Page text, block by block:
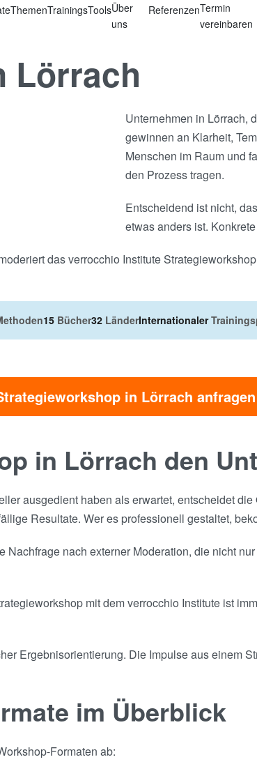
ThemenTrainingsToolsÜber
uns
ReferenzenTermin
vereinbaren
Lörrach
Unternehmen in Lörrach,
gewinnen an Klarheit,
Menschen im Raum und
den Prozess tragen.
Entscheidend ist nicht,
etwas anders ist.
das verrocchio Institute
15 Bücher32 LänderInternationaler
in Lörrach anfragen
in Lörrach den
ausgedient haben als erwartet, entscheidet
Resultate. Wer es professionell gestaltet,
nach externer Moderation, die nicht
mit dem verrocchio Institute ist
Ergebnisorientierung. Die Impulse aus einem
im Überblick
Formaten ab: